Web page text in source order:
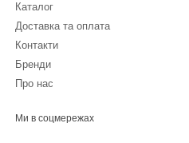
Каталог
Доставка та оплата
Контакти
Бренди
Про нас
Ми в соцмережах